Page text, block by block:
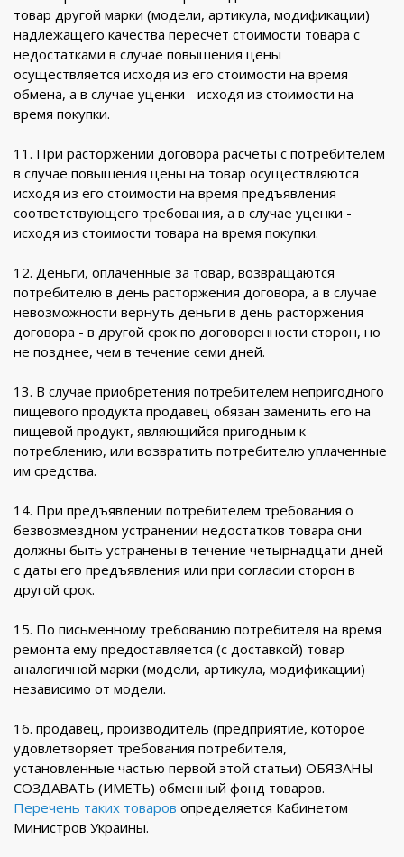
товар другой марки (модели, артикула, модификации)
надлежащего качества пересчет стоимости товара с
недостатками в случае повышения цены
осуществляется исходя из его стоимости на время
обмена, а в случае уценки - исходя из стоимости на
время покупки.
11. При расторжении договора расчеты с потребителем
в случае повышения цены на товар осуществляются
исходя из его стоимости на время предъявления
соответствующего требования, а в случае уценки -
исходя из стоимости товара на время покупки.
12. Деньги, оплаченные за товар, возвращаются
потребителю в день расторжения договора, а в случае
невозможности вернуть деньги в день расторжения
договора - в другой срок по договоренности сторон, но
не позднее, чем в течение семи дней.
13. В случае приобретения потребителем непригодного
пищевого продукта продавец обязан заменить его на
пищевой продукт, являющийся пригодным к
потреблению, или возвратить потребителю уплаченные
им средства.
14. При предъявлении потребителем требования о
безвозмездном устранении недостатков товара они
должны быть устранены в течение четырнадцати дней
с даты его предъявления или при согласии сторон в
другой срок.
15. По письменному требованию потребителя на время
ремонта ему предоставляется (с доставкой) товар
аналогичной марки (модели, артикула, модификации)
независимо от модели.
16. продавец, производитель (предприятие, которое
удовлетворяет требования потребителя,
установленные частью первой этой статьи) ОБЯЗАНЫ
СОЗДАВАТЬ (ИМЕТЬ) обменный фонд товаров.
Перечень таких товаров определяется Кабинетом
Министров Украины.